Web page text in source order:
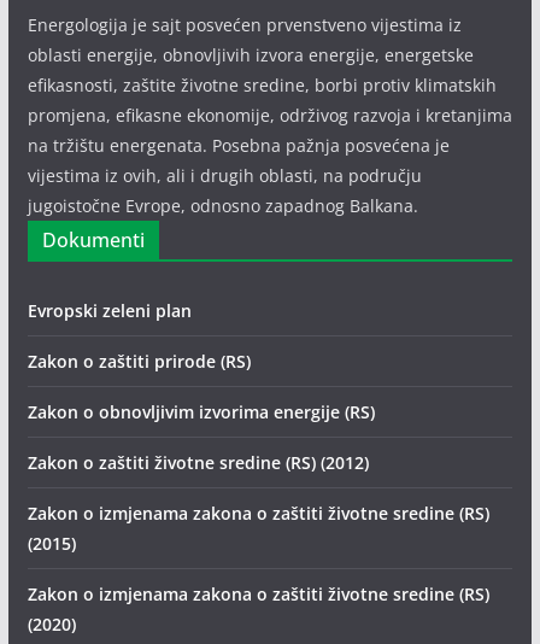
Energologija je sajt posvećen prvenstveno vijestima iz
oblasti energije, obnovljivih izvora energije, energetske
efikasnosti, zaštite životne sredine, borbi protiv klimatskih
promjena, efikasne ekonomije, održivog razvoja i kretanjima
na tržištu energenata. Posebna pažnja posvećena je
vijestima iz ovih, ali i drugih oblasti, na području
jugoistočne Evrope, odnosno zapadnog Balkana.
Dokumenti
Evropski zeleni plan
Zakon o zaštiti prirode (RS)
Zakon o obnovljivim izvorima energije (RS)
Zakon o zaštiti životne sredine (RS) (2012)
Zakon o izmjenama zakona o zaštiti životne sredine (RS)
(2015)
Zakon o izmjenama zakona o zaštiti životne sredine (RS)
(2020)